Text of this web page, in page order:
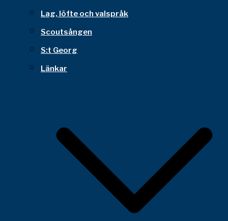
Lag, löfte och valspråk
Scoutsången
S:t Georg
Länkar